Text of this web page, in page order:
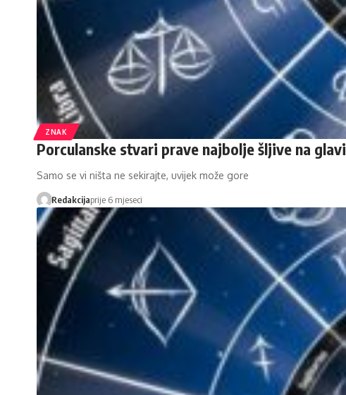
ZNAK
Porculanske stvari prave najbolje šljive na glavi
Samo se vi ništa ne sekirajte, uvijek može gore
Redakcijaprije 6 mjeseci